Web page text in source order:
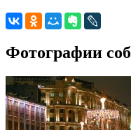
Фотографии